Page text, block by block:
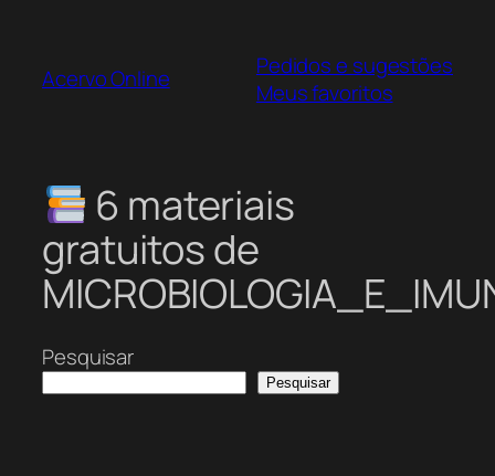
Acervo Online
Pedidos e sugestões
Meus favoritos
6 materiais
gratuitos de
Pesquisar
Pesquisar